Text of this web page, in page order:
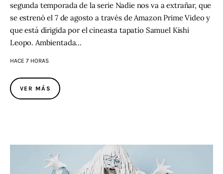
segunda temporada de la serie Nadie nos va a extrañar, que
se estrenó el 7 de agosto a través de Amazon Prime Video y
que está dirigida por el cineasta tapatío Samuel Kishi
Leopo. Ambientada…
HACE 7 HORAS
VER MÁS